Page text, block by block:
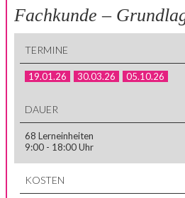
Fachkunde –
TERMINE
19.01.26 30.03.26 05.10.26
DAUER
68 Lerneinheiten
9:00 - 18:00 Uhr
KOSTEN